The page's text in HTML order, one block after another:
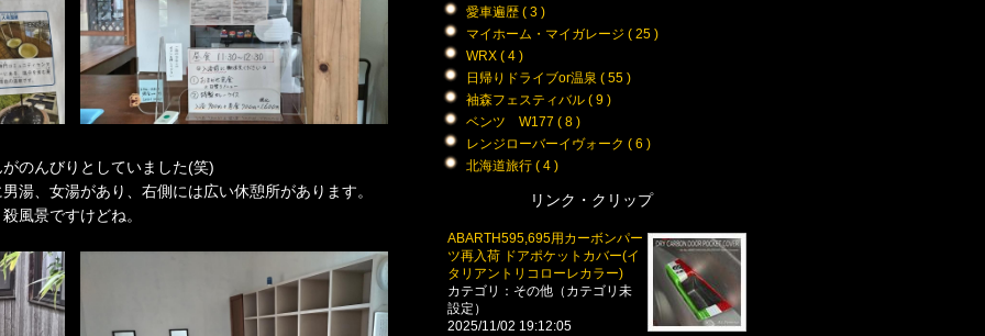
のんびりとしていました(笑)
湯、女湯があり、右側には広い休憩所があります。
風景ですけどね。
愛車遍歴 ( 3 )
マイホーム・マイガレージ ( 25 )
WRX ( 4 )
日帰りドライブor温泉 ( 55 )
袖森フェスティバル ( 9 )
ベンツ W177 ( 8 )
レンジローバーイヴォーク ( 6 )
北海道旅行 ( 4 )
リンク・クリップ
ABARTH595,695用カーボンパー
ツ再入荷 ドアポケットカバー(イ
タリアントリコローレカラー)
カテゴリ：その他（カテゴリ未
設定）
2025/11/02 19:12:05